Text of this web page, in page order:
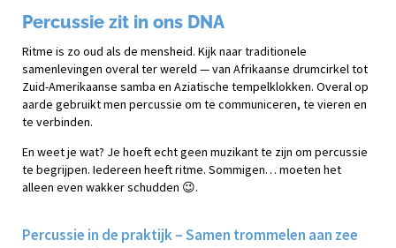
Percussie zit in ons DNA
Ritme is zo oud als de mensheid. Kijk naar traditionele
samenlevingen overal ter wereld — van Afrikaanse drumcirkel tot
Zuid-Amerikaanse samba en Aziatische tempelklokken. Overal op
aarde gebruikt men percussie om te communiceren, te vieren en
te verbinden.
En weet je wat? Je hoeft echt geen muzikant te zijn om percussie
te begrijpen. Iedereen heeft ritme. Sommigen… moeten het
alleen even wakker schudden 😉.
Percussie in de praktijk – Samen trommelen aan zee